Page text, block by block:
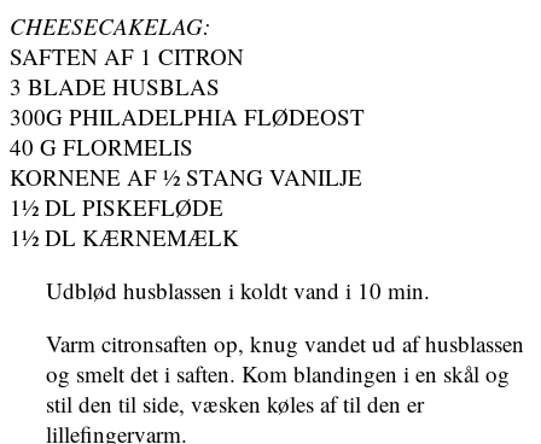
CHEESECAKELAG:
SAFTEN AF 1 CITRON
3 BLADE HUSBLAS
300G PHILADELPHIA FLØDEOST
40 G FLORMELIS
KORNENE AF ½ STANG VANILJE
1½ DL PISKEFLØDE
1½ DL KÆRNEMÆLK
Udblød husblassen i koldt vand i 10 min.
Varm citronsaften op, knug vandet ud af husblassen
og smelt det i saften. Kom blandingen i en skål og
stil den til side, væsken køles af til den er
lillefingervarm.